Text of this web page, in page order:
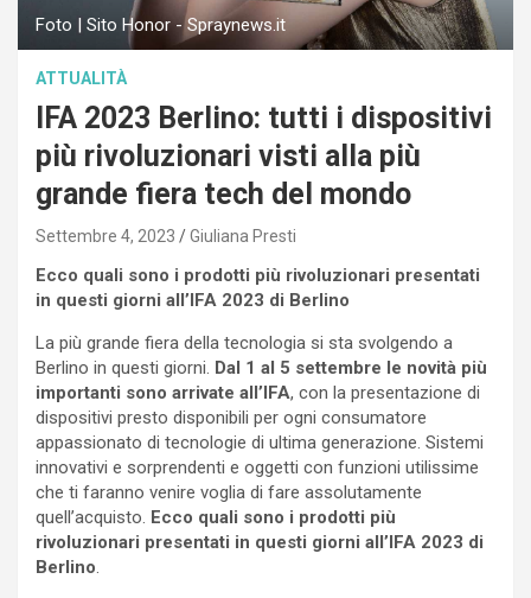
Foto | Sito Honor - Spraynews.it
ATTUALITÀ
IFA 2023 Berlino: tutti i dispositivi
più rivoluzionari visti alla più
grande fiera tech del mondo
Settembre 4, 2023 Giuliana Presti
Ecco quali sono i prodotti più rivoluzionari presentati
in questi giorni all’IFA 2023 di Berlino
La più grande fiera della tecnologia si sta svolgendo a
Berlino in questi giorni. Dal 1 al 5 settembre le novità più
importanti sono arrivate all’IFA, con la presentazione di
dispositivi presto disponibili per ogni consumatore
appassionato di tecnologie di ultima generazione. Sistemi
innovativi e sorprendenti e oggetti con funzioni utilissime
che ti faranno venire voglia di fare assolutamente
quell’acquisto. Ecco quali sono i prodotti più
rivoluzionari presentati in questi giorni all’IFA 2023 di
Berlino.